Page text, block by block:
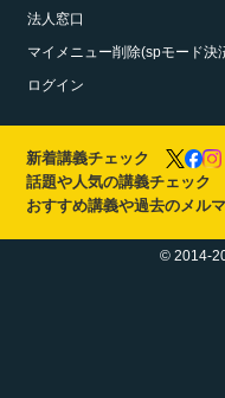
法人窓口
マイメニュー削除(spモード決
ログイン
新着講義チェック
話題や人気の講義チェック
おすすめ講義や過去のメル
© 2014-